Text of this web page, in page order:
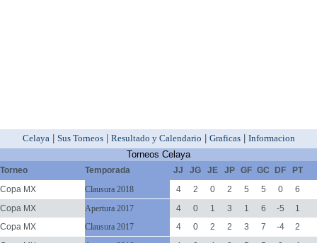
Celaya Sus Torneos| Resultado y Calendario Graficas| Informacion
Torneos Celaya
Torneo Temporada JJ JG JE JP GF GC DF
PT
Copa MX
Clausura 2018 4 2 0 2 5 5 0
6
Copa MX
Apertura 2017 4 0 1 3 1 6 -5
1
Copa MX
Clausura 2017 4 0 2 2 3 7 -4
2